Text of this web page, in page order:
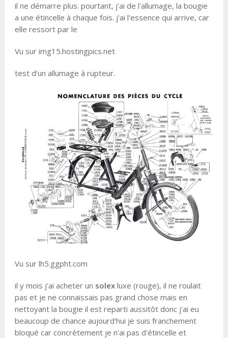
il ne démarre plus. pourtant, j'ai de l'allumage, la bougie
a une étincelle à chaque fois. j'ai l'essence qui arrive, car
elle ressort par le
Vu sur img15.hostingpics.net
test d'un allumage à rupteur.
Vu sur lh5.ggpht.com
il y mois j'ai acheter un solexluxe (rouge), il ne roulait
pas et je ne connaissais pas grand chose mais en
nettoyant la bougie il est reparti aussitôt donc j'ai eu
beaucoup de chance aujourd'hui je suis franchement
bloqué car concrètement je n'ai pas d'étincelle et